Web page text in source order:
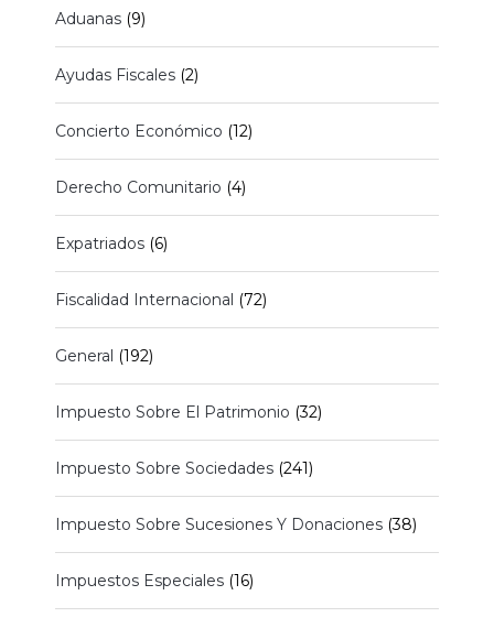
Aduanas (9)
Ayudas Fiscales (2)
Concierto Económico (12)
Derecho Comunitario (4)
Expatriados (6)
Fiscalidad Internacional (72)
General (192)
Impuesto Sobre El Patrimonio (32)
Impuesto Sobre Sociedades (241)
Impuesto Sobre Sucesiones Y Donaciones (38)
Impuestos Especiales (16)